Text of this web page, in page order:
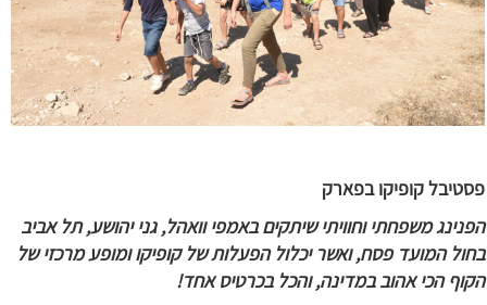
פסטיבל קופיקו בפארק
הפנינג משפחתי וחוויתי שיתקים באמפי וואהל, גני יהושע, תל אביב
בחול המועד פסח, ואשר יכלול הפעלות של קופיקו ומופע מרכזי של
הקוף הכי אהוב במדינה, והכל בכרטיס אחד!